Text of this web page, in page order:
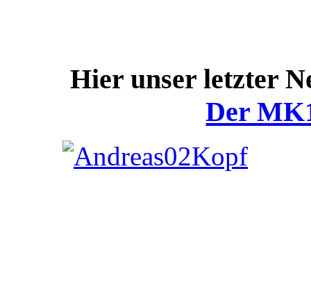
Hier unser letzter
Der